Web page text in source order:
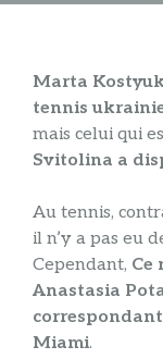
Marta Kostyuk
tennis
mais celui qui
Svitolina a
Au tennis,
il n’y a pas eu
Cependant, Ce
Anastasia
Miami.